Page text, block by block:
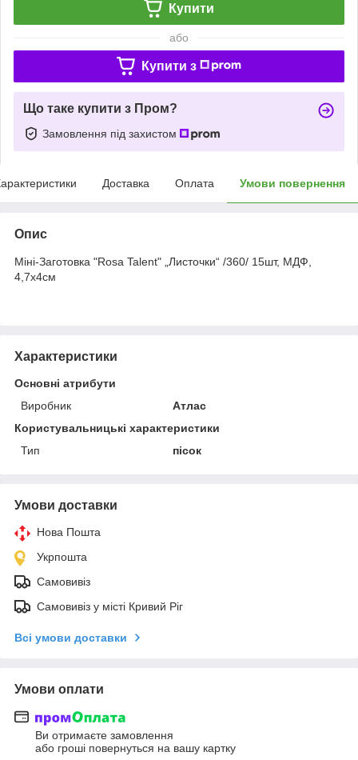
Купити
або
Купити з
Що таке купити з Пром?
Замовлення під захистом
Доставка Оплата Умови повернення
Опис
Міні-Заготовка "Rosa Talent" „Листочки“ /360/ 15шт, МДФ,
4,7х4см
Характеристики
Основні атрибути
Виробник
Атлас
Користувальницькі характеристики
Тип
пісок
Умови доставки
Нова Пошта
Укрпошта
Самовивіз
Самовивіз у місті Кривий Ріг
Всі умови доставки
Умови оплати
Ви отримаєте замовлення
або гроші повернуться на вашу картку